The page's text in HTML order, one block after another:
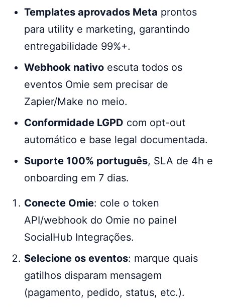
Templates aprovados Meta prontos
para utility e marketing, garantindo
entregabilidade 99%+.
Webhook nativo escuta todos os
eventos Omie sem precisar de
Zapier/Make no meio.
Conformidade LGPD com opt-out
automático e base legal documentada.
Suporte 100% português, SLA de 4h e
onboarding em 7 dias.
Conecte Omie: cole o token
API/webhook do Omie no painel
SocialHub Integrações.
Selecione os eventos: marque quais
gatilhos disparam mensagem
(pagamento, pedido, status, etc.).